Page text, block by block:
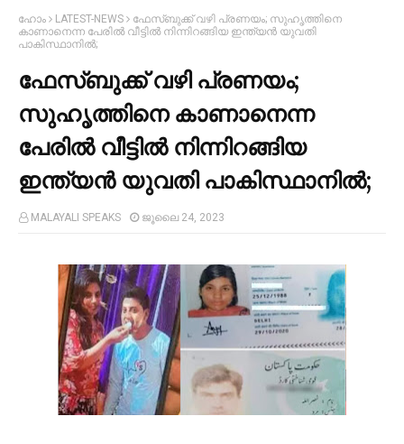
ഹോം LATEST-NEWS
ഫേസ്ബുക്ക് വഴി പ്രണയം; സുഹൃത്തിനെ
കാണാനെന്ന പേരില്‍ വീട്ടില്‍ നിന്നിറങ്ങിയ ഇന്ത്യൻ യുവതി
പാകിസ്ഥാനില്‍;
ഫേസ്ബുക്ക് വഴി പ്രണയം;
സുഹൃത്തിനെ കാണാനെന്ന
പേരില്‍ വീട്ടില്‍ നിന്നിറങ്ങിയ
ഇന്ത്യൻ യുവതി പാകിസ്ഥാനില്‍;
MALAYALI SPEAKS ജൂലൈ 24, 2023